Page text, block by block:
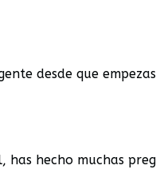
desde que
has hecho muchas